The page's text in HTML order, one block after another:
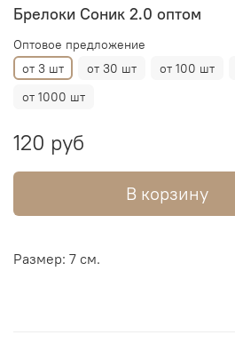
Брелоки Соник 2.0 оптом
Оптовое предложение
от 3 шт
от 30 шт от 100 шт
от 1000 шт
120 руб
В корзину
Размер: 7 см.